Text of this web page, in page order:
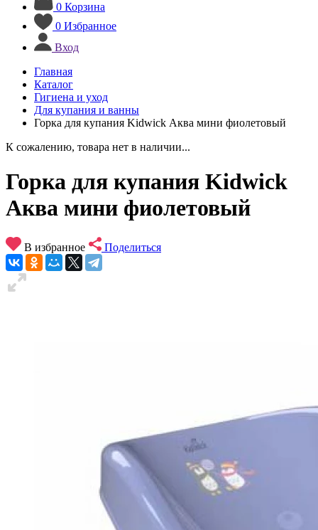
0 Корзина
0 Избранное
Вход
Главная
Каталог
Гигиена и уход
Для купания и ванны
Горка для купания Kidwick Аква мини фиолетовый
К сожалению, товара нет в наличии...
Горка для купания Kidwick
Аква мини фиолетовый
В избранное Поделиться